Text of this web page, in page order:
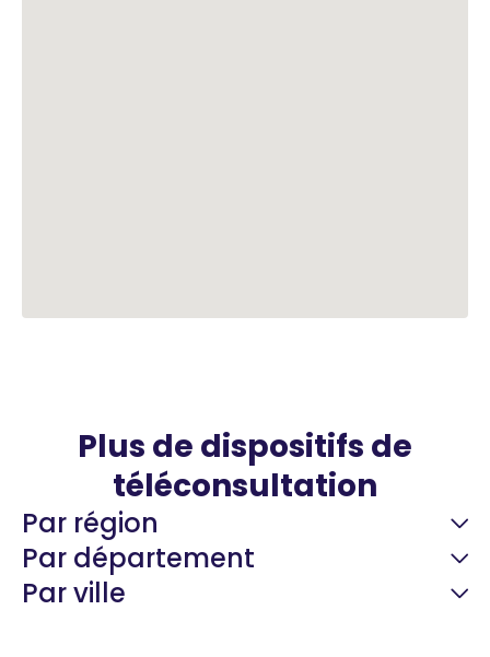
Plus de dispositifs de
téléconsultation
Par région
Par département
Par ville